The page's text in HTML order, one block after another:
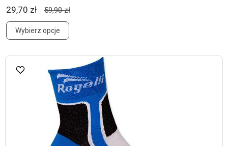
29,70 zł 59,90 zł
Wybierz opcje